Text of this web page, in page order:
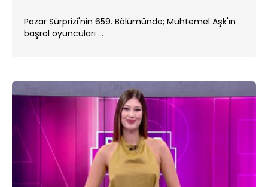
Pazar Sürprizi'nin 659. Bölümünde; Muhtemel Aşk'ın
başrol oyuncuları ...